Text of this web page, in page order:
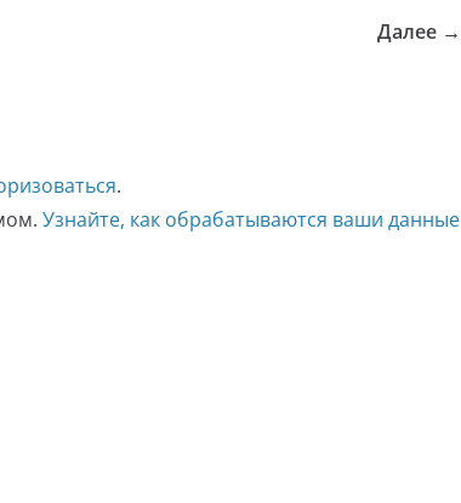
Далее →
.
Узнайте, как обрабатываются ваши данные